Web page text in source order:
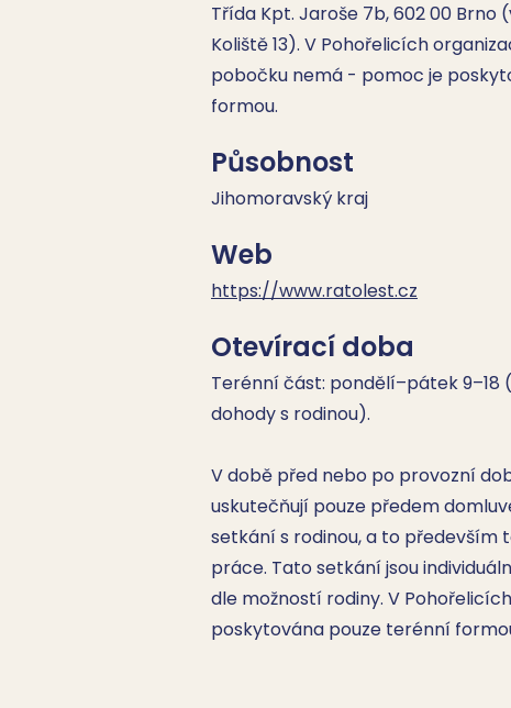
Třída Kpt. Jaroše 7b, 602 00 Brno
Koliště 13). V Pohořelicích
pobočku nemá - pomoc je
formou.
Působnost
Jihomoravský kraj
Web
https://www.ratolest.cz
Otevírací doba
Terénní část: pondělí–pátek 9–18
dohody s rodinou).
V době před nebo po provozní
uskutečňují pouze předem
setkání s rodinou, a to především
práce. Tato setkání jsou
dle možností rodiny. V
poskytována pouze terénní